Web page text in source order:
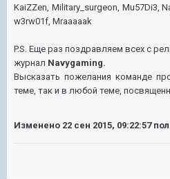
KaiZZen, Military_surgeon, Mu57Di3,
w3rw01f, Mraaaaak
P.S. Еще раз поздравляем всех с
журнал Navygaming.
Высказать пожелания команде
теме, так и в любой теме,
Изменено 22 сен 2015, 09:22:57